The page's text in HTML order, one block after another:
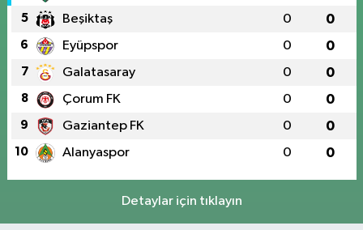
5 Beşiktaş 0 0
6 Eyüpspor 0 0
7 Galatasaray 0 0
8 Çorum FK 0 0
9 Gaziantep FK 0 0
10 Alanyaspor 0 0
Detaylar için tıklayın